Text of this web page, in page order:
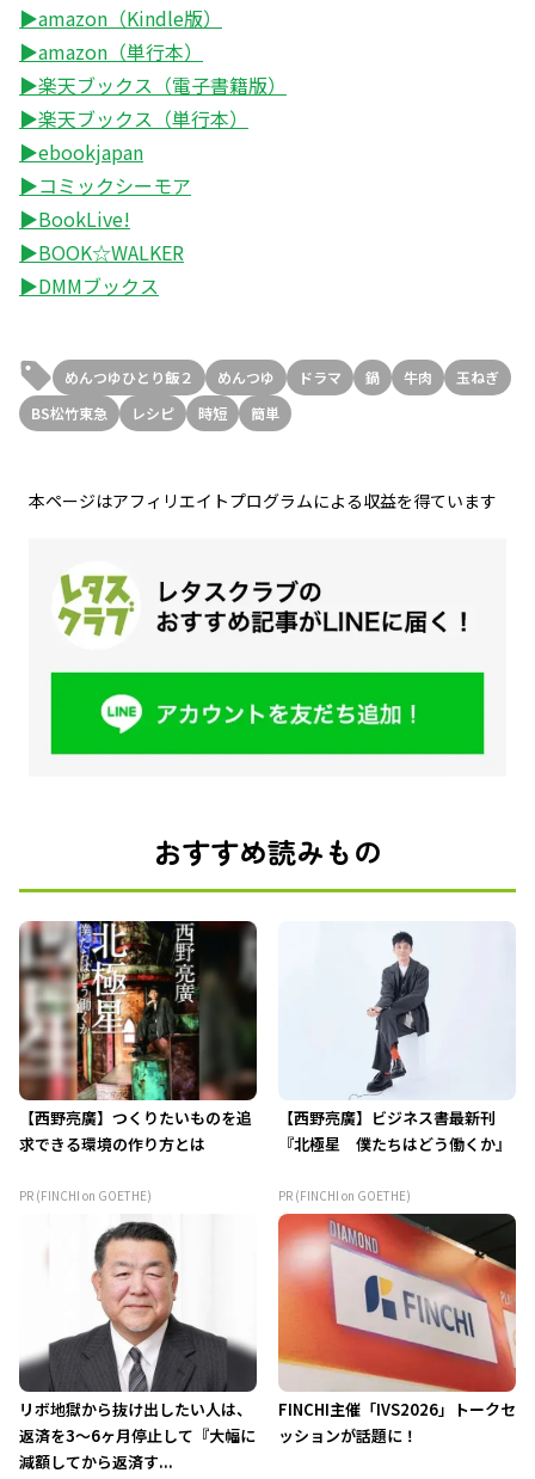
▶amazon（Kindle版）
▶amazon（単行本）
▶楽天ブックス（電子書籍版）
▶楽天ブックス（単行本）
▶ebookjapan
▶コミックシーモア
▶BookLive!
▶BOOK☆WALKER
▶DMMブックス
めんつゆひとり飯２ めんつゆ ドラマ 鍋 牛肉
玉ねぎ
BS松竹東急
レシピ 時短 簡単
本ページはアフィリエイトプログラムによる収益を得ています
おすすめ読みもの
【西野亮廣】つくりたいものを追
求できる環境の作り方とは
PR (FINCHI on GOETHE)
【西野亮廣】ビジネス書最新刊
『北極星 僕たちはどう働くか』
PR (FINCHI on GOETHE)
リボ地獄から抜け出したい人は、
返済を3～6ヶ月停止して『大幅に
減額してから返済す...
FINCHI主催「IVS2026」トークセ
ッションが話題に！